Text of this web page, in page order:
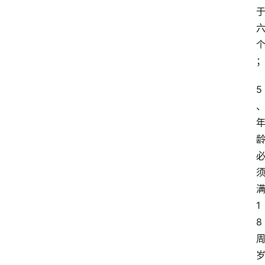
于
六
个
；
5
、
年
龄
必
须
满
1
8
周
岁